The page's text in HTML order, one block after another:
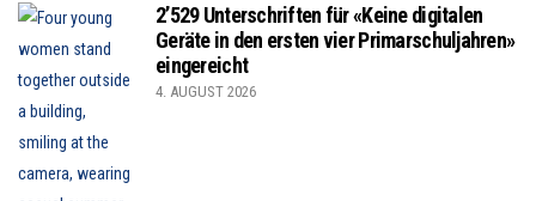
2’529 Unterschriften für «Keine digitalen
Geräte in den ersten vier Primarschuljahren»
eingereicht
4. AUGUST 2026